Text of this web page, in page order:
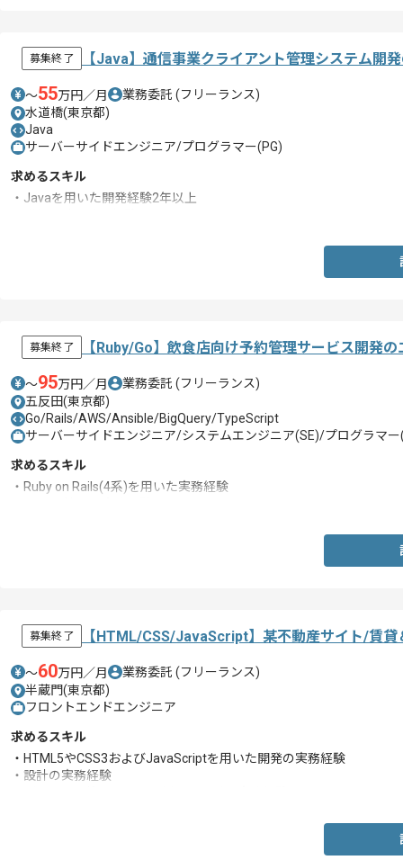
募集終了 【Java】通信事業クライアント管理システム開
〜55万円／月 業務委託 (フリーランス)
水道橋(東京都)
Java
サーバーサイドエンジニア/プログラマー(PG)
求めるスキル
・Javaを用いた開発経験2年以上
募集終了 【Ruby/Go】飲食店向け予約管理サービス開発
〜95万円／月 業務委託 (フリーランス)
五反田(東京都)
Go/Rails/AWS/Ansible/BigQuery/TypeScript
サーバーサイドエンジニア/システムエンジニア(SE)/プログラマー
求めるスキル
・Ruby on Rails(4系)を用いた実務経験
募集終了 【HTML/CSS/JavaScript】某不動産サイト/賃
〜60万円／月 業務委託 (フリーランス)
半蔵門(東京都)
フロントエンドエンジニア
求めるスキル
・HTML5やCSS3およびJavaScriptを用いた開発の実務経験
・設計の実務経験